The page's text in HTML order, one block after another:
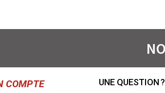
COMPTE
UNE QUESTION